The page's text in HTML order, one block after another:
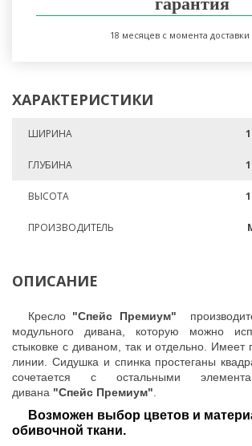
18 месяцев с момента доставки
ХАРАКТЕРИСТИКИ
ШИРИНА
ГЛУБИНА
ВЫСОТА
ПРОИЗВОДИТЕЛЬ
ОПИСАНИЕ
Кресло"Спейс Премиум"
модульного дивана, которую можно
стыковке с диваном, так и отдельно. Имеет
линии. Сидушка и спинка простеганы
сочетается с остальными
дивана "Спейс Премиум"
Возможен выбор цветов и
обивочной ткани.